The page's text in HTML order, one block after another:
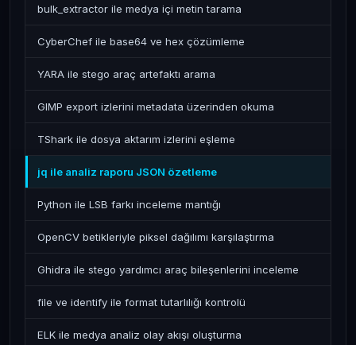
bulk_extractor ile medya içi metin tarama
CyberChef ile base64 ve hex çözümleme
YARA ile stego araç artefaktı arama
GIMP export izlerini metadata üzerinden okuma
TShark ile dosya aktarım izlerini eşleme
jq ile analiz raporu JSON özetleme
Python ile LSB farkı inceleme mantığı
OpenCV betikleriyle piksel dağılımı karşılaştırma
Ghidra ile stego yardımcı araç bileşenlerini inceleme
file ve identify ile format tutarlılığı kontrolü
ELK ile medya analiz olay akışı oluşturma